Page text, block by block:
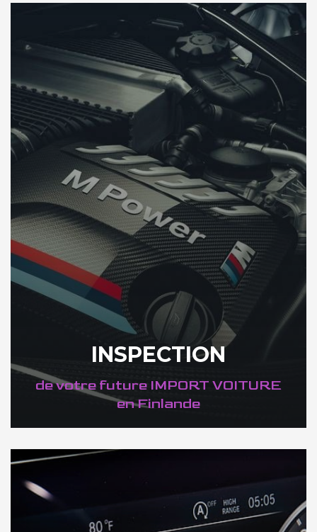
INSPECTION
de votre future IMPORT VOITURE
en Finlande
DÉCOUVREZ VOTRE INSPECTION AUTO en Finlande